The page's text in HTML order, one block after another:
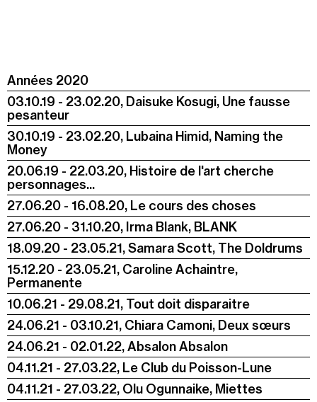
Années 2020
03.10.19 - 23.02.20, Daisuke Kosugi, Une fausse
pesanteur
30.10.19 - 23.02.20, Lubaina Himid, Naming the
Money
20.06.19 - 22.03.20, Histoire de l'art cherche
personnages...
27.06.20 - 16.08.20, Le cours des choses
27.06.20 - 31.10.20, Irma Blank, BLANK
18.09.20 - 23.05.21, Samara Scott, The Doldrums
15.12.20 - 23.05.21, Caroline Achaintre,
Permanente
10.06.21 - 29.08.21, Tout doit disparaitre
24.06.21 - 03.10.21, Chiara Camoni, Deux sœurs
24.06.21 - 02.01.22, Absalon Absalon
04.11.21 - 27.03.22, Le Club du Poisson-Lune
04.11.21 - 27.03.22, Olu Ogunnaike, Miettes